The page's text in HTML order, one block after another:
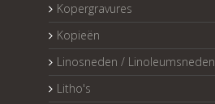
Kopergravures
Kopieën
Linosneden / Linoleumsneden
Litho's